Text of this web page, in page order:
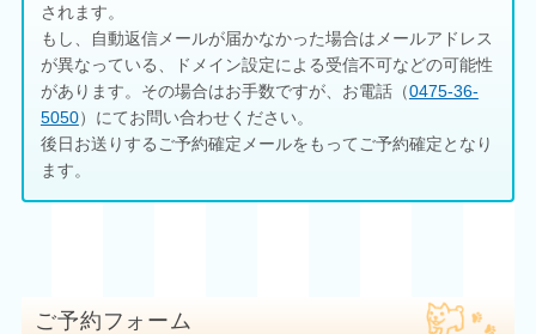
されます。
もし、自動返信メールが届かなかった場合はメールアドレス
が異なっている、ドメイン設定による受信不可などの可能性
があります。その場合はお手数ですが、お電話（0475-36-
5050）にてお問い合わせください。
後日お送りするご予約確定メールをもってご予約確定となり
ます。
ご予約フォーム